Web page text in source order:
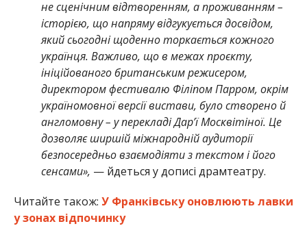
не сценічним відтворенням, а проживанням –
історією, що напряму відгукується досвідом,
який сьогодні щоденно торкається кожного
українця. Важливо, що в межах проєкту,
ініційованого британським режисером,
директором фестивалю Філіпом Парром, окрім
україномовної версії вистави, було створено й
англомовну – у перекладі Дар’ї Москвітіної. Це
дозволяє ширшій міжнародній аудиторії
безпосередньо взаємодіяти з текстом і його
сенсами», — йдеться у дописі драмтеатру.
Читайте також: У Франківську оновлюють лавки
у зонах відпочинку